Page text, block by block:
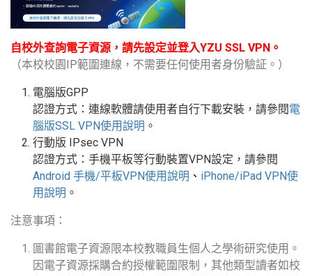
自校外查詢電子資源，請先設定並登入YZU SSL VPN。
（本校校園IP範圍連線，不需要任何使用者身份驗証。）
電腦版GPP
認證方式：連線軟體請使用者自行下載安裝，請參閱電
腦版SSL VPN使用說明 。
行動版
IPsec VPN
認證方式：手機平板等行動裝置VPN設定 ，請參閱
Android 手機/平板VPN使用說明 、 iPhone/iPad VPN使
用說明 。
注意事項：
圖書館電子資源限本校教職員生個人之學術研究使用。
因電子資源採購合約授權範圍限制，其他類型讀者如校